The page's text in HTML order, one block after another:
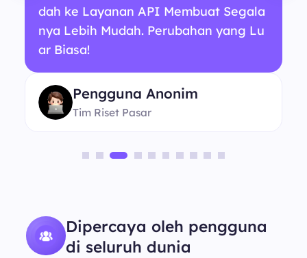
dah ke Layanan API Membuat Segala
nya Lebih Mudah. Perubahan yang Lu
ar Biasa!
Pengguna Anonim
Tim Riset Pasar
Dipercaya oleh pengguna
di seluruh dunia